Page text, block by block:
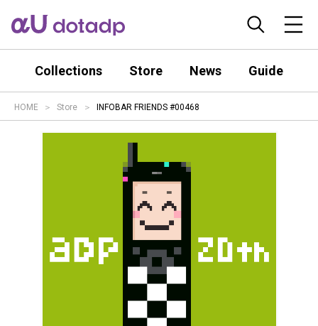
Collections Store News Guide
HOME Store INFOBAR FRIENDS #00468